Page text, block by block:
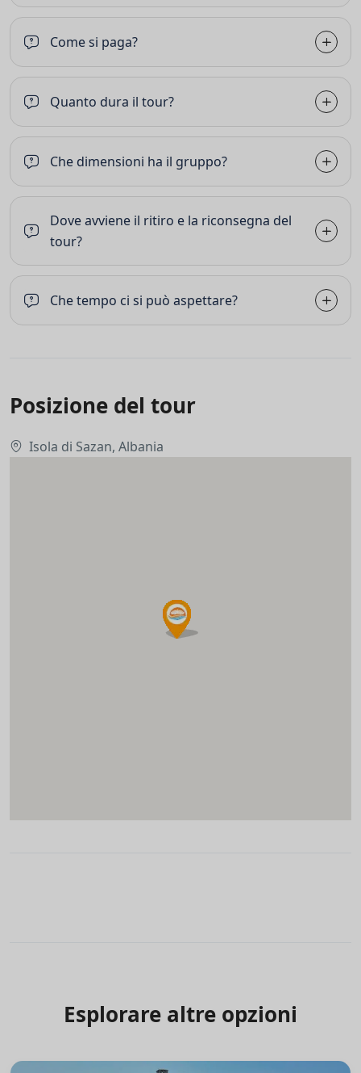
Come si paga?
Quanto dura il tour?
Che dimensioni ha il gruppo?
Dove avviene il ritiro e la riconsegna del
tour?
Che tempo ci si può aspettare?
Posizione del tour
Isola di Sazan, Albania
Esplorare altre opzioni